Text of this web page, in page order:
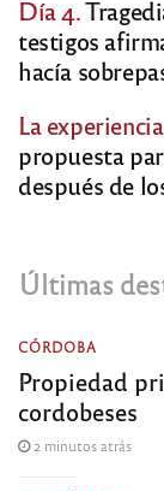
Día 4.
testigos
hacía
La
propuesta
después de
Últimas
CÓRDOBA
Propiedad
cordobeses
2 minutos atrás